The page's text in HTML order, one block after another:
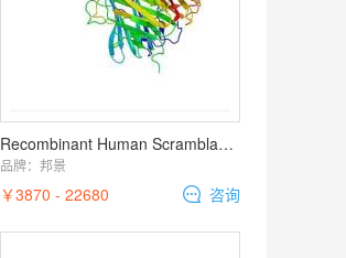
Recombinant Human Scramblase 1
品牌： 邦景
￥3870 - 22680 咨询